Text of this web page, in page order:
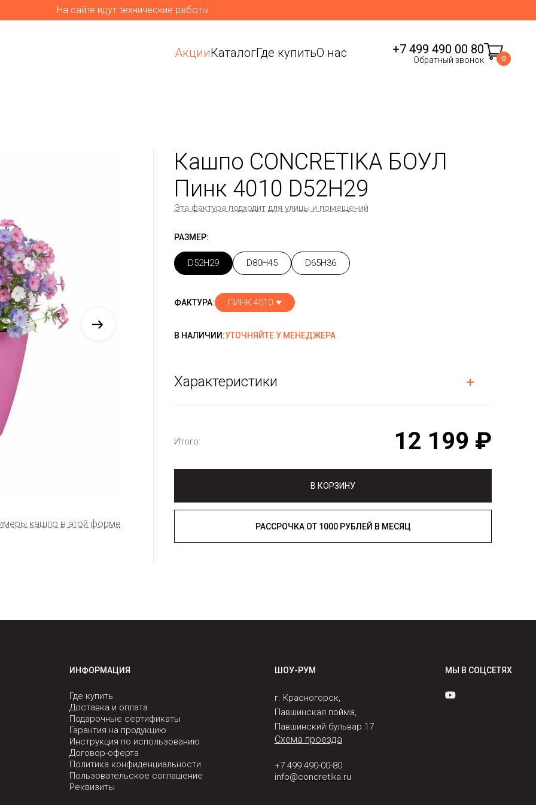
На сайте идут технические работы.
АкцииКаталогГде купитьО нас +7 499 490 00 80
Обратный звонок 0
кашпо в этой форме
Кашпо CONCRETIKA БОУЛ
Пинк 4010 D52H29
Эта фактура подходит для улицы и помещений
РАЗМЕР:
D52H29 D80H45 D65H36
ФАКТУРА: ПИНК 4010
В НАЛИЧИИ:УТОЧНЯЙТЕ У МЕНЕДЖЕРА
Характеристики
Итого: 12 199 ₽
В КОРЗИНУ
РАССРОЧКА ОТ 1000 РУБЛЕЙ В МЕСЯЦ
ИНФОРМАЦИЯ
Где купить
Доставка и оплата
Подарочные сертификаты
Гарантия на продукцию
Инструкция по использованию
Договор-оферта
Политика конфиденциальности
Пользовательское соглашение
Реквизиты
ШОУ-РУМ
г. Красногорск,
Павшинская пойма,
Павшинский бульвар 17
Схема проезда
+7 499 490-00-80
info@concretika.ru
МЫ В СОЦСЕТЯХ